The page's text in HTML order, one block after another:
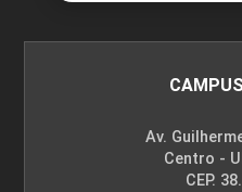
Av.
Centro -
CEP.